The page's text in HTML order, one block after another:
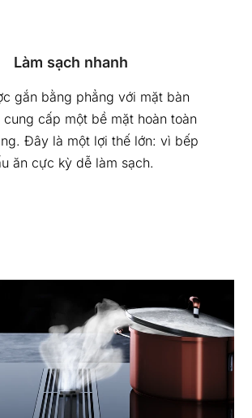
Làm sạch nhanh
gắn bằng phẳng với mặt bàn
cấp một bề mặt hoàn toàn
Đây là một lợi thế lớn: vì bếp
ăn cực kỳ dễ làm sạch.